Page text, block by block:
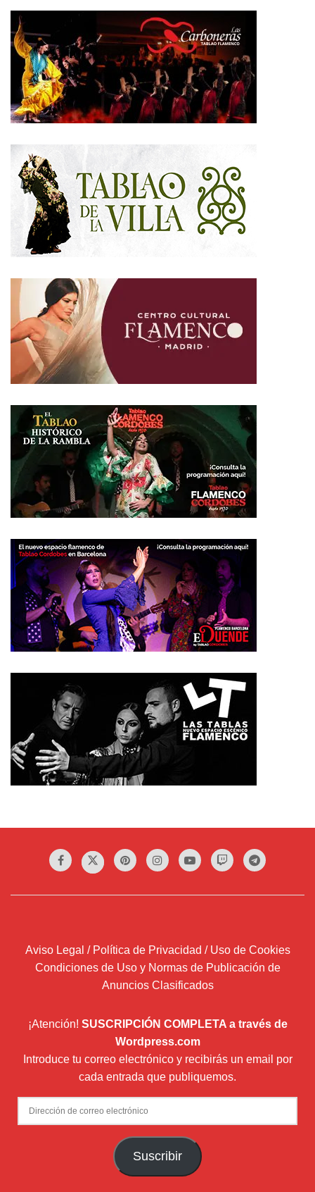
Aviso Legal / Política de Privacidad / Uso de Cookies
Condiciones de Uso y Normas de Publicación de
Anuncios Clasificados
¡Atención! SUSCRIPCIÓN COMPLETA a través de
Wordpress.com
Introduce tu correo electrónico y recibirás un email por
cada entrada que publiquemos.
Dirección
de
Suscribir